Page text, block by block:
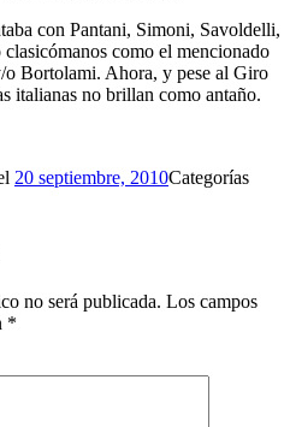
con Pantani, Simoni, Savoldelli,
como el mencionado
Bortolami. Ahora, y pese al Giro
italianas no brillan como antaño.
20 septiembre, 2010Categorías
no será publicada. Los campos
*